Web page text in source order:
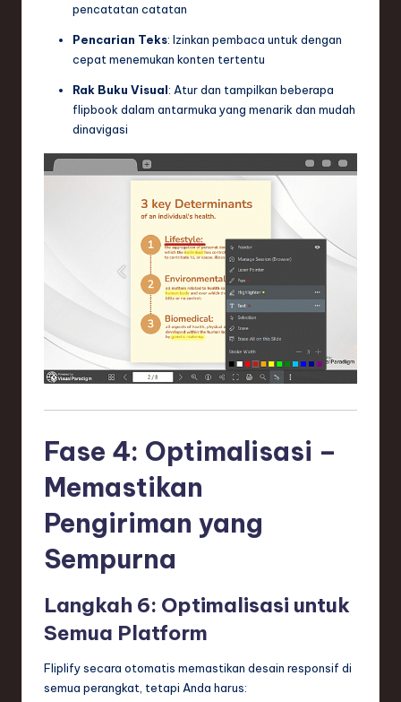
pencatatan catatan
Pencarian Teks: Izinkan pembaca untuk dengan
cepat menemukan konten tertentu
Rak Buku Visual: Atur dan tampilkan beberapa
flipbook dalam antarmuka yang menarik dan mudah
dinavigasi
Fase 4: Optimalisasi –
Memastikan
Pengiriman yang
Sempurna
Langkah 6: Optimalisasi untuk
Semua Platform
Fliplify secara otomatis memastikan desain responsif di
semua perangkat, tetapi Anda harus: